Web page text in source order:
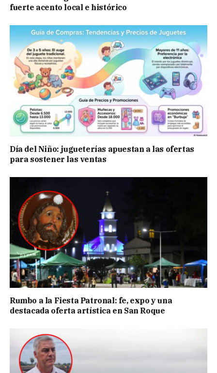
fuerte acento local e histórico
Día del Niño: jugueterías apuestan a las ofertas
para sostener las ventas
Rumbo a la Fiesta Patronal: fe, expo y una
destacada oferta artística en San Roque